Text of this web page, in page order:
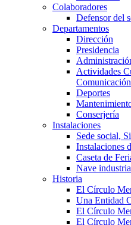
Colaboradores
Defensor del
Departamentos
Dirección
Presidencia
Actividades
Comunicación
Deportes
Conserjería
Instalaciones
Sede social,
Instalaciones
Caseta de
Nave
Historia
El Círculo
Una Entidad
El Círculo
El Círculo